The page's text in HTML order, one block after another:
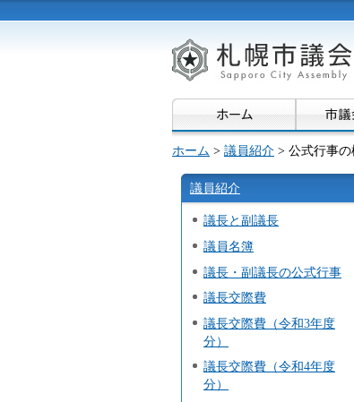
ホーム > 議員紹介 > 公式行事の
議員紹介
議長と副議長
議員名簿
議長・副議長の公式行事
議長交際費
議長交際費（令和3年度
分）
議長交際費（令和4年度
分）